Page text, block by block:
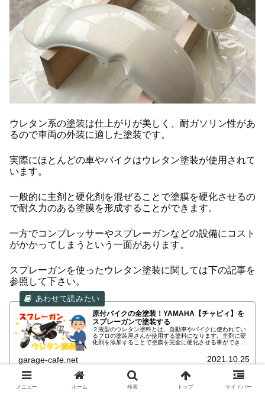
ウレタン系の塗装は仕上がりが美しく、耐ガソリン性があ
るので車両の外装に適した塗装です。
実際にほとんどの車やバイクはウレタン塗装が使用されて
います。
一般的に主剤と硬化剤を混ぜることで塗膜を硬化させるの
で耐久力のある塗膜を形成することができます。
一方でコンプレッサーやスプレーガンなどの設備にコスト
がかかってしまうという一面があります。
スプレーガンを使ったウレタン塗装に関しては下の記事を
参照して下さい。
原付バイクの全塗装！YAMAHA【チャピィ】を
スプレーガンで塗装する
２液型のウレタン塗料とは、自動車やバイクに使われてい
るプロの塗装屋さんが使用する塗料になります。主剤に硬
化剤を添加することで塗膜を完全に硬化させる事ができま
果があり、ガソリンがこぼれても塗装が溶けることはあり
garage-cafe.net 2021.10.25
メニュー ホーム 検索 トップ サイドバー